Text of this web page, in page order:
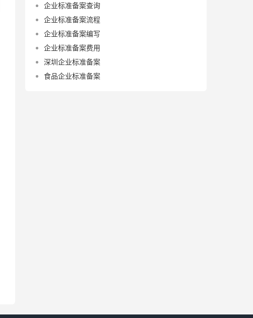
企业标准备案查询
企业标准备案流程
企业标准备案编写
企业标准备案费用
深圳企业标准备案
食品企业标准备案